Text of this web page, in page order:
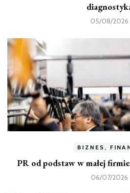
05/08/2026
BIZNES,
PR od podstaw w małej
06/07/2026